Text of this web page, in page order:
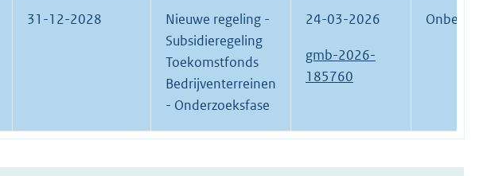
31-12-2028
Nieuwe regeling -
Subsidieregeling
Toekomstfonds
Bedrijventerreinen
- Onderzoeksfase
24-03-2026
gmb-2026-
185760